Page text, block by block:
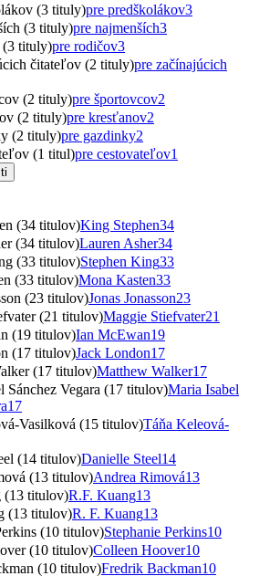
(3 tituly)pre predškolákov3
(3 tituly)pre najmenších3
(3 tituly)pre rodičov3
čitateľov (2 tituly)pre začínajúcich
(2 tituly)pre športovcov2
(2 tituly)pre kresťanov2
(2 tituly)pre gazdinky2
(1 titul)pre cestovateľov1
(34 titulov)King Stephen34
(34 titulov)Lauren Asher34
(33 titulov)Stephen King33
(33 titulov)Mona Kasten33
(23 titulov)Jonas Jonasson23
(21 titulov)Maggie Stiefvater21
(19 titulov)Ian McEwan19
(17 titulov)Jack London17
(17 titulov)Matthew Walker17
Sánchez Vegara (17 titulov)Maria Isabel
17
Vasilková (15 titulov)Táňa Keleová-
(14 titulov)Danielle Steel14
(13 titulov)Andrea Rimová13
(13 titulov)R.F. Kuang13
(13 titulov)R. F. Kuang13
(10 titulov)Stephanie Perkins10
(10 titulov)Colleen Hoover10
(10 titulov)Fredrik Backman10